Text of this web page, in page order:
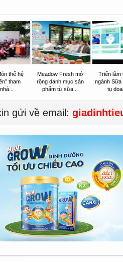
thế hệ
tham
Meadow Fresh mở
rộng danh mục sản
phẩm từ sữa...
Triển lãm
ngành
tụ
gửi về email: